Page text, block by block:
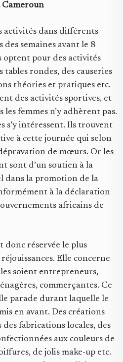
Cameroun
activités dans différents
des semaines avant le 8
optent pour des activités
tables rondes, des causeries
théories et pratiques etc.
des activités sportives, et
femmes n’y adhèrent pas.
s’y intéressent. Ils trouvent
à cette journée qui selon
de mœurs. Or les
sont d’un soutien à la
dans la promotion de la
à la déclaration
africains de
donc réservée le plus
Elle concerne
soient entrepreneurs,
commerçantes. Ce
parade durant laquelle le
en avant. Des créations
des fabrications locales, des
aux couleurs de
de jolis make-up etc.